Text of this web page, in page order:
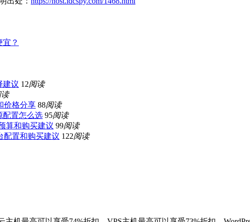
宜？
建议 12阅读
价格分享 88阅读
配置怎么选 95阅读
算和购买建议 99阅读
配置和购买建议 122阅读